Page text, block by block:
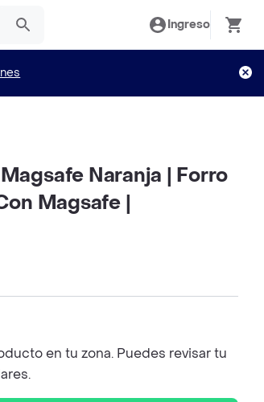
Ingreso
Naranja | Forro
Magsafe |
en tu zona. Puedes revisar tu